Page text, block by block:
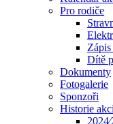
Pro rodiče
Dítě
Dokumenty
Fotogalerie
Sponzoři
Historie